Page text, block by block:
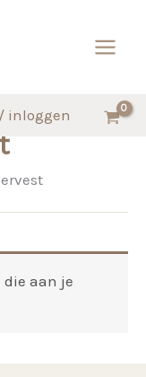
inloggen
die aan je